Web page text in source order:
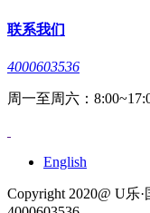
联系我们
4000603536
周一至周六：
English
Copyright 2020@ U乐